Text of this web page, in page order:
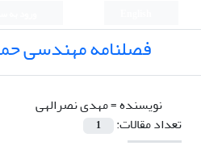
فصلنامه مهندسی
نویسنده =مهدی نصرالهی
تعداد مقالات:
1